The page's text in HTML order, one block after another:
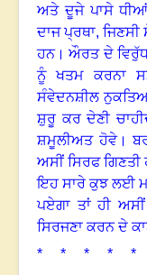
ਅਤੇ ਦੂਜੇ ਪਾਸੇ
ਦਾਜ ਪ੍ਰਥਾ, ਜਿਣਸੀ
ਹਨ।ਔਰਤ ਦੇ
ਨੂੰ ਖਤਮ ਕਰਨਾ
ਸੰਵੇਦਨਸ਼ੀਲ ਨੁਕਤਿਆਂ
ਸ਼ੁਰੂ ਕਰ ਦੇਣੀ
ਸ਼ਮੂਲੀਅਤ ਹੋਵੇ।
ਅਸੀਂ ਸਿਰਫ ਗਿਣਤੀ
ਇਹ ਸਾਰੇ ਕੁਝ ਲਈ
ਪਏਗਾ ਤਾਂ ਹੀ
ਸਿਰਜਣਾ ਕਰਨ ਦੇ
* * * * *